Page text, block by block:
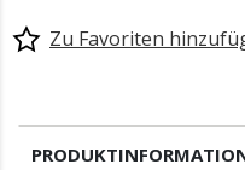
Zu Favoriten